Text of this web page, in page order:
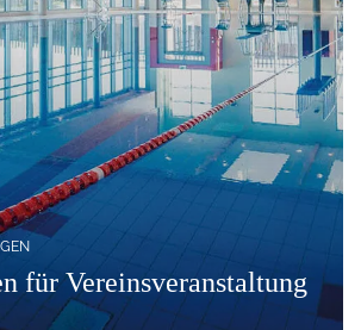
für Vereinsveranstaltung